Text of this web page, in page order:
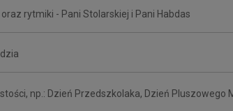
rytmiki - Pani Stolarskiej i Pani Habdas
np.: Dzień Przedszkolaka, Dzień Pluszowego